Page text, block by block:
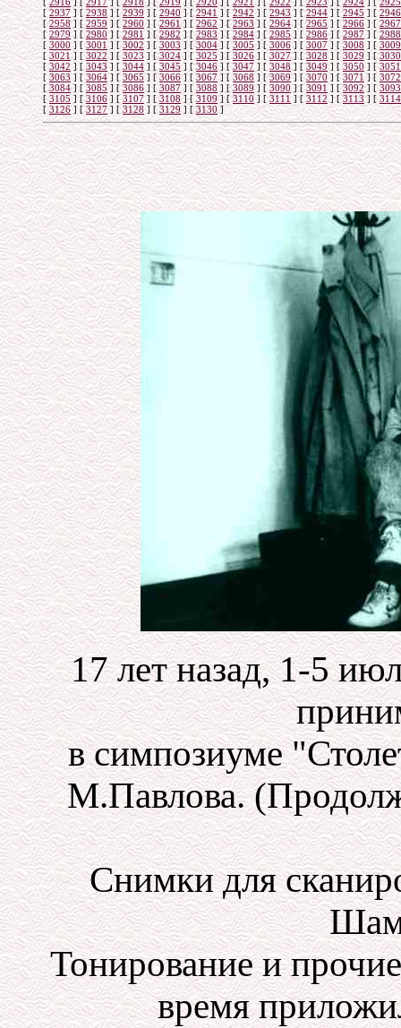
[ 2937 ] [2938 ] [2939 ] [2940 ] [2941 ] [2942] [2943] [2944] [2945 ] [ 2946
[2958 ] [2959 ] [ 2960 ] [2961] [ 2962] [2963 ] [ 2964] [2965 ] [ 2966] [ 2967
[2979] [2980 ] [2981 ] [2982] [2983] [2984] [2985] [2986] [2987] [2988
[ 3000] [ 3001] [3002 ] [ 3003 ] [3004 ] [ 3005] [3006 ] [3007] [3008 ] [3009
[3021] [3022] [ 3023 ] [3024] [ 3025] [ 3026 ] [3027] [3028 ] [3029 ] [3030
[ 3042 ] [ 3043] [ 3044] [ 3045 ] [3046 ] [3047 ] [3048 ] [3049] [3050] [3051
[3063] [ 3064 ] [3065] [3066] [3067 ] [ 3068] [3069] [3070] [3071 ] [ 3072
[3084] [ 3085] [3086 ] [3087] [3088 ] [3089] [ 3090] [3091 ] [3092] [ 3093
[3105 ] [3106] [3107 ] [3108] [3109] [3110] [3111 ] [ 3112] [3113] [3114
[ 3126] [ 3127] [3128] [3129 ] [3130 ]
17 лет назад, 1-5
в симпозиуме
М.Павлова.
Снимки для
Тонирование и
время